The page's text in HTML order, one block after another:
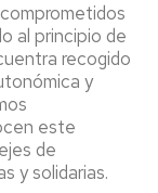
al principio de
recogido
y
este
de
y solidarias.